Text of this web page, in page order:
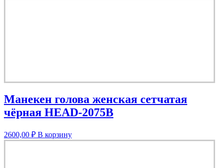
Манекен голова женская сетчатая
чёрная HEAD-2075B
2600,00 ₽ В корзину